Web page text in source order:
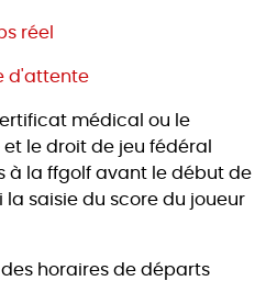
réel
d'attente
médical ou le
le droit de jeu fédéral
à la ffgolf avant le début de
la saisie du score du joueur
horaires de départs